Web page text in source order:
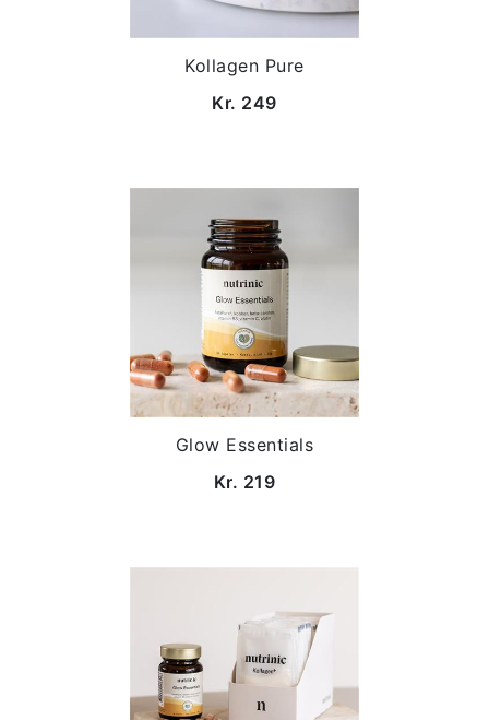
Kollagen Pure
Kr. 249
Glow Essentials
Kr. 219